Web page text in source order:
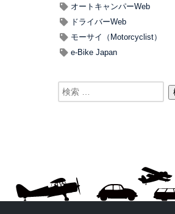
オートキャンパーWeb
ドライバーWeb
モーサイ（Motorcyclist）
e-Bike Japan